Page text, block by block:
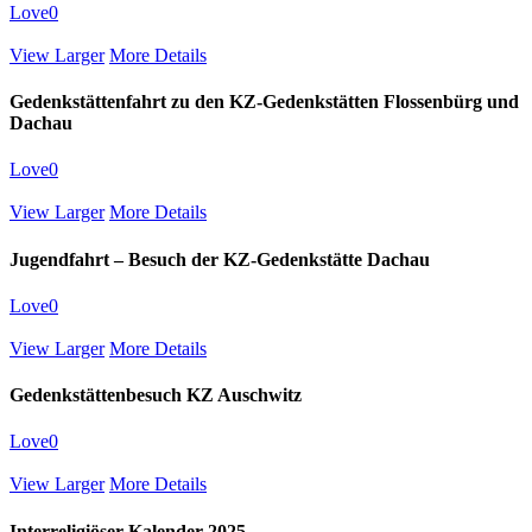
Love0
View Larger More Details
Gedenkstättenfahrt zu den KZ-Gedenkstätten Flossenbürg und
Dachau
Love0
View Larger More Details
Jugendfahrt – Besuch der KZ-Gedenkstätte Dachau
Love0
View Larger More Details
Gedenkstättenbesuch KZ Auschwitz
Love0
View Larger More Details